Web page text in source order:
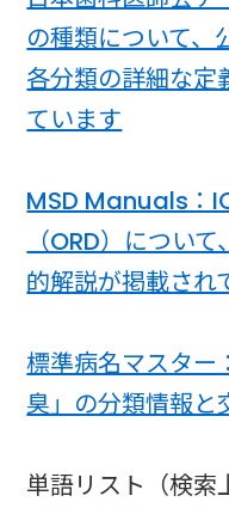
の種類について、
各分類の詳細な定
ています
MSD Manuals：
（ORD）につい
的解説が掲載され
標準病名マスター
臭」の分類情報と
単語リスト（検索